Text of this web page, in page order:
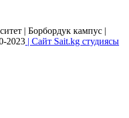
| Борбордук кампус |
2023 | Сайт Sait.kg студиясы